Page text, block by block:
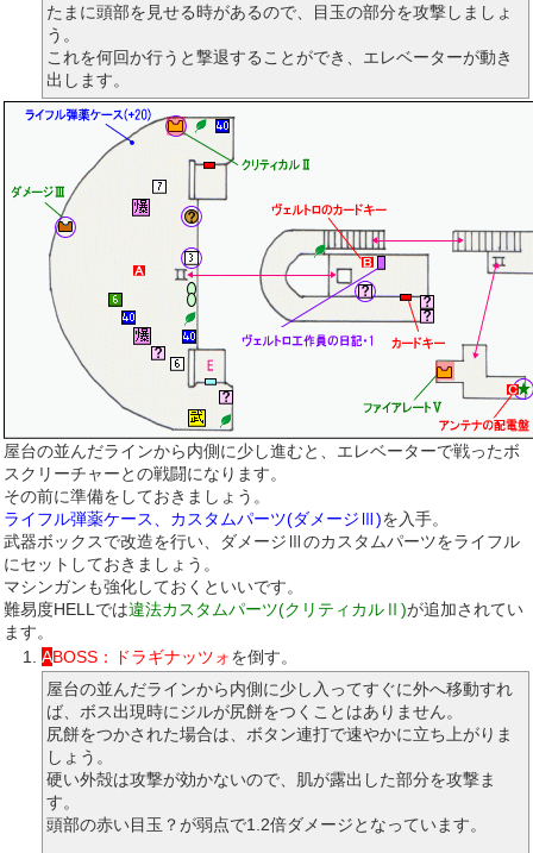
たまに頭部を見せる時があるので、目玉の部分を攻撃しましょ
う。
これを何回か行うと撃退することができ、エレベーターが動き
出します。
屋台の並んだラインから内側に少し進むと、エレベーターで戦ったボ
スクリーチャーとの戦闘になります。
その前に準備をしておきましょう。
ライフル弾薬ケース、カスタムパーツ(ダメージⅢ)を入手。
武器ボックスで改造を行い、ダメージⅢのカスタムパーツをライフル
にセットしておきましょう。
マシンガンも強化しておくといいです。
難易度HELLでは違法カスタムパーツ(クリティカルⅡ)が追加されてい
ます。
ABOSS：ドラギナッツォを倒す。
屋台の並んだラインから内側に少し入ってすぐに外へ移動すれ
ば、ボス出現時にジルが尻餅をつくことはありません。
尻餅をつかされた場合は、ボタン連打で速やかに立ち上がりま
しょう。
硬い外殻は攻撃が効かないので、肌が露出した部分を攻撃ま
す。
頭部の赤い目玉？が弱点で1.2倍ダメージとなっています。